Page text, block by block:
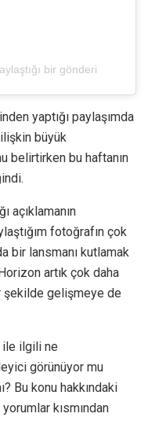
bir gönderi
yaptığı paylaşımda
büyük
belirtirken bu haftanın
açıklamanın
fotoğrafın çok
bir lansmanı kutlamak
artık çok daha
şekilde gelişmeye de
ile ilgili ne
görünüyor mu
Bu konu hakkındaki
kısmından